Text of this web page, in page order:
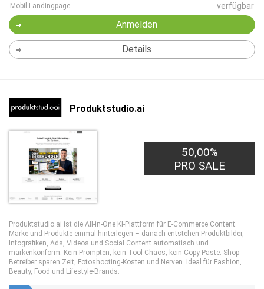
Mobil-Landingpage verfügbar
Anmelden
Details
Produktstudio.ai
50,00%
PRO SALE
Produktstudio.ai ist die All-in-One KI-Plattform für E-Commerce Content.
Marke und Produkte einmal hinterlegen – danach entstehen Produktbilder,
Infografiken, Ads, Videos und Social Content automatisch und
markenkonform. Kein Prompten, kein Tool-Chaos, kein Copy-Paste. Shop-
Betreiber sparen Zeit, Fotoshooting-Kosten und Nerven. Ideal für Fashion,
Beauty, Food und Lifestyle-Brands.